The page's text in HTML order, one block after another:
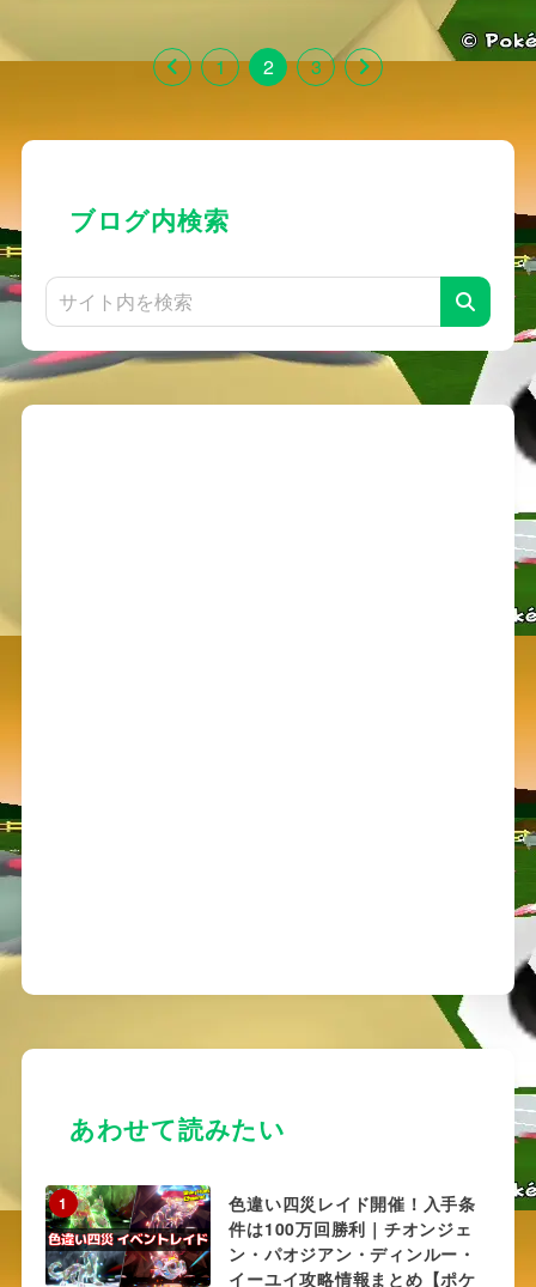
1 2 3
ブログ内検索
あわせて読みたい
1
色違い四災レイド開催！入手条
件は100万回勝利｜チオンジェ
ン・パオジアン・ディンルー・
イーユイ攻略情報まとめ【ポケ